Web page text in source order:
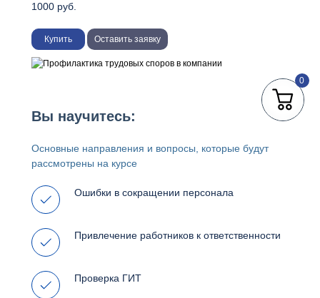
1000 руб.
Купить Оставить заявку
Вы научитесь:
Основные направления и вопросы, которые будут
рассмотрены на курсе
Ошибки в сокращении персонала
Привлечение работников к ответственности
Проверка ГИТ
0